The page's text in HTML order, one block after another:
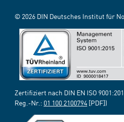
© 2026 DIN Deutsches Institut für
Zertifiziert nach DIN EN ISO
Reg.-Nr.: 01 100 2100794 [PDF])